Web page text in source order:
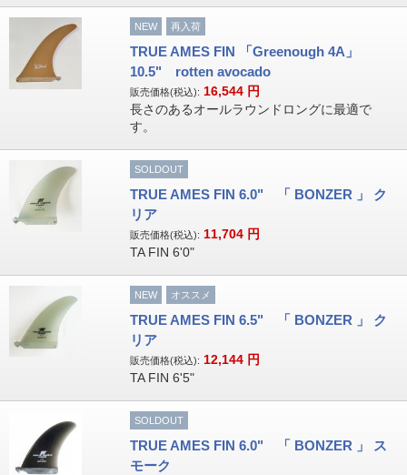
NEW 再入荷
TRUE AMES FIN 「Greenough 4A」
10.5" rotten avocado
販売価格(税込): 16,544 円
長さのあるオールラウンドロングに最適で
す。
SOLDOUT
TRUE AMES FIN 6.0" 「 BONZER 」 ク
リア
販売価格(税込): 11,704 円
TA FIN 6'0"
NEW オススメ
TRUE AMES FIN 6.5" 「 BONZER 」 ク
リア
販売価格(税込): 12,144 円
TA FIN 6'5"
SOLDOUT
TRUE AMES FIN 6.0" 「 BONZER 」 ス
モーク